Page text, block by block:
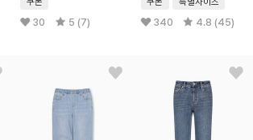
30 5 (7) 340 4.8 (45)